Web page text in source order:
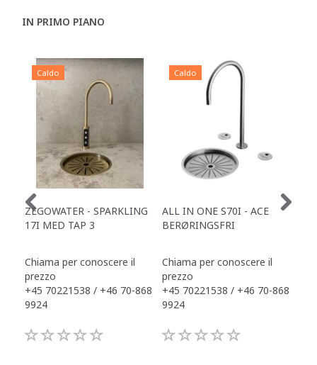
IN PRIMO PIANO
Caldo
ZEGOWATER - SPARKLING
17I MED TAP 3
Chiama per conoscere il
prezzo
+45 70221538 / +46 70-868
9924
Caldo
ALL IN ONE S70I - ACE
BERØRINGSFRI
Chiama per conoscere il
prezzo
+45 70221538 / +46 70-868
9924